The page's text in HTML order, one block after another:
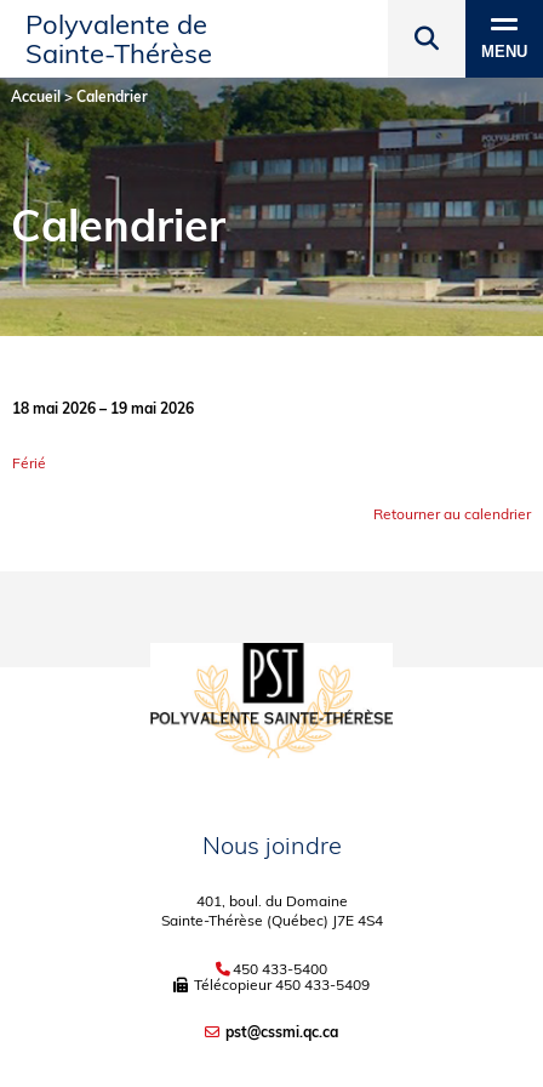
Polyvalente de
Sainte‑Thérèse
MENU
Accueil>Calendrier
Calendrier
18 mai 2026 – 19 mai 2026
Férié
Retourner au calendrier
Nous joindre
401, boul. du Domaine
Sainte-Thérèse (Québec) J7E 4S4
450 433-5400
Télécopieur450 433-5409
pst@cssmi.qc.ca